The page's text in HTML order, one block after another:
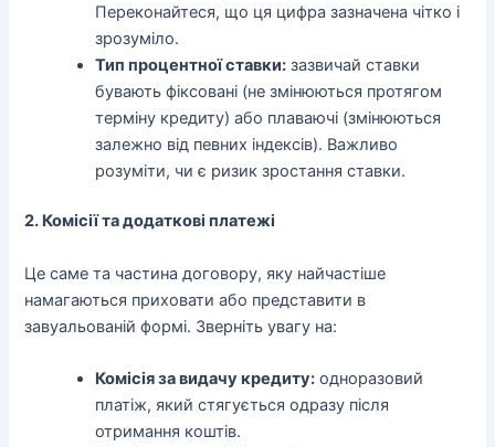
Переконайтеся, що ця цифра зазначена чітко і
зрозуміло.
Тип процентної ставки: зазвичай ставки
бувають фіксовані (не змінюються протягом
терміну кредиту) або плаваючі (змінюються
залежно від певних індексів). Важливо
розуміти, чи є ризик зростання ставки.
2. Комісії та додаткові платежі
Це саме та частина договору, яку найчастіше
намагаються приховати або представити в
завуальованій формі. Зверніть увагу на:
Комісія за видачу кредиту: одноразовий
платіж, який стягується одразу після
отримання коштів.